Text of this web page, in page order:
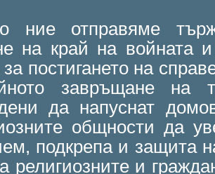
ние отправяме
на край на войната
за постигането на
завръщане на
да напуснат
общности да
подкрепа и защита
религиозните и